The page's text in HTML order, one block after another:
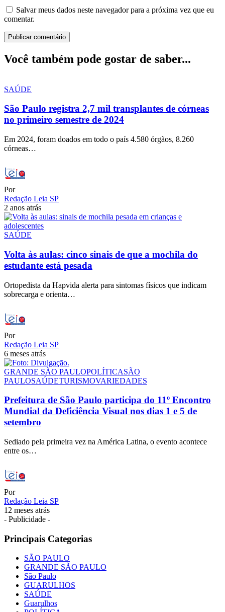
Salvar meus dados neste navegador para a próxima vez que eu
comentar.
Você também pode gostar de saber...
SAÚDE
São Paulo registra 2,7 mil transplantes de córneas
no primeiro semestre de 2024
Em 2024, foram doados em todo o país 4.580 órgãos, 8.260
córneas…
Por
Redação Leia SP
2 anos atrás
SAÚDE
Volta às aulas: cinco sinais de que a mochila do
estudante está pesada
Ortopedista da Hapvida alerta para sintomas físicos que indicam
sobrecarga e orienta…
Por
Redação Leia SP
6 meses atrás
GRANDE SÃO PAULOPOLÍTICASÃO
PAULOSAÚDETURISMOVARIEDADES
Prefeitura de São Paulo participa do 11º Encontro
Mundial da Deficiência Visual nos dias 1 e 5 de
setembro
Sediado pela primeira vez na América Latina, o evento acontece
entre os…
Por
Redação Leia SP
12 meses atrás
- Publicidade -
Principais Categorias
SÃO PAULO
GRANDE SÃO PAULO
São Paulo
GUARULHOS
SAÚDE
Guarulhos